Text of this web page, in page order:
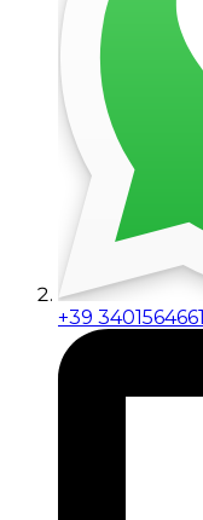
+39 3401564661